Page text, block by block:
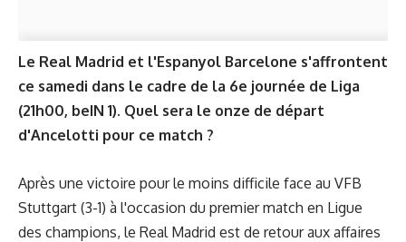
Le Real Madrid et l'Espanyol Barcelone s'affrontent
ce samedi dans le cadre de la 6e journée de Liga
(21h00, beIN 1). Quel sera le onze de départ
d'Ancelotti pour ce match ?
Après une victoire pour le moins difficile face au VFB
Stuttgart (3-1) à l'occasion du premier match en Ligue
des champions, le Real Madrid est de retour aux affaires